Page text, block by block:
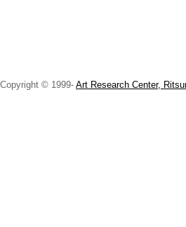
Copyright © 1999- Art Research Center,